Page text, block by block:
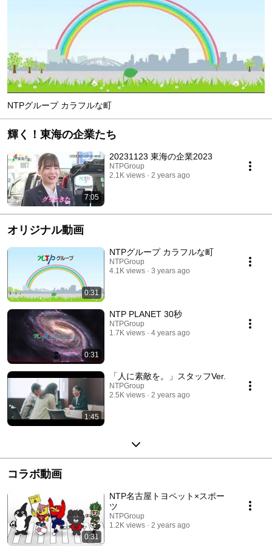
NTPグループ カラフルな町
輝く！東海の企業たち
7:05
20231123 東海の企業2023
NTPGroup
2.1K views
2 years ago
オリジナル動画
0:31
NTPグループ カラフルな町
NTPGroup
4.1K views
3 years ago
0:31
NTP PLANET 30秒
NTPGroup
1.7K views
4 years ago
1:45
「人に素敵を。」スタッフVer.
NTPGroup
2.5K views
2 years ago
コラボ動画
0:31
NTP名古屋トヨペット×スポー
ツ
NTPGroup
1.2K views
2 years ago